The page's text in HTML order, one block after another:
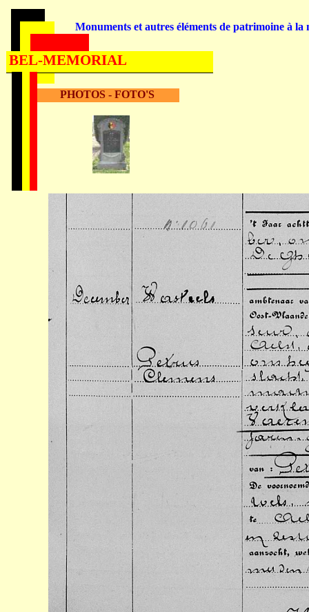
PHOTOS - FOTO'S
Monuments et autres éléments de patrimoine à la
BEL-MEMORIAL